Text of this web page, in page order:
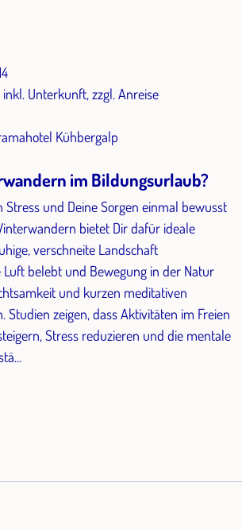
Unterkunft, zzgl. Anreise
Kühbergalp
im Bildungsurlaub?
Stress und Deine Sorgen einmal bewusst
bietet Dir dafür ideale
verschneite Landschaft
belebt und Bewegung in der Natur
und kurzen meditativen
Studien zeigen, dass Aktivitäten im Freien
Stress reduzieren und die mentale